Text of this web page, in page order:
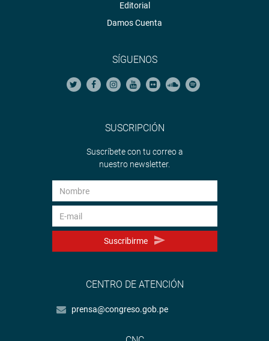
Editorial
Damos Cuenta
SÍGUENOS
SUSCRIPCIÓN
Suscríbete con tu correo a
nuestro newsletter.
Suscribirme
CENTRO DE ATENCIÓN
prensa@congreso.gob.pe